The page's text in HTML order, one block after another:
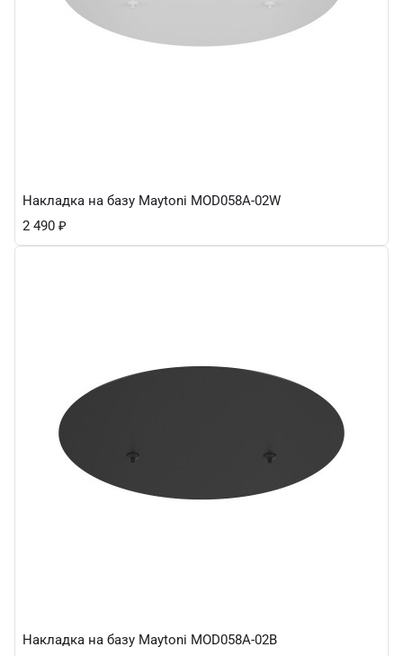
Накладка на базу Maytoni MOD058A-02W
2 490 ₽
Накладка на базу Maytoni MOD058A-02B